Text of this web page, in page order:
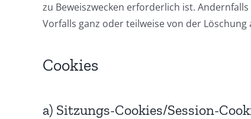
zu Beweiszwecken erforderlich ist.
Vorfalls ganz oder teilweise von der Löschung
Cookies
a) Sitzungs-Cookies/Session-